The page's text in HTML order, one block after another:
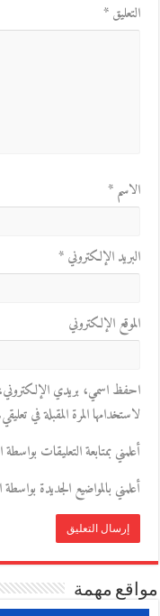
التعليق*
الاسم*
البريد الإلكتروني*
الموقع الإلكتروني
احفظ اسمي، بريدي
لاستخدامها المرة المقبلة في
أعلمني بمتابعة التعليقات
أعلمني بالمواضيع الجديدة
مواقع مهمة